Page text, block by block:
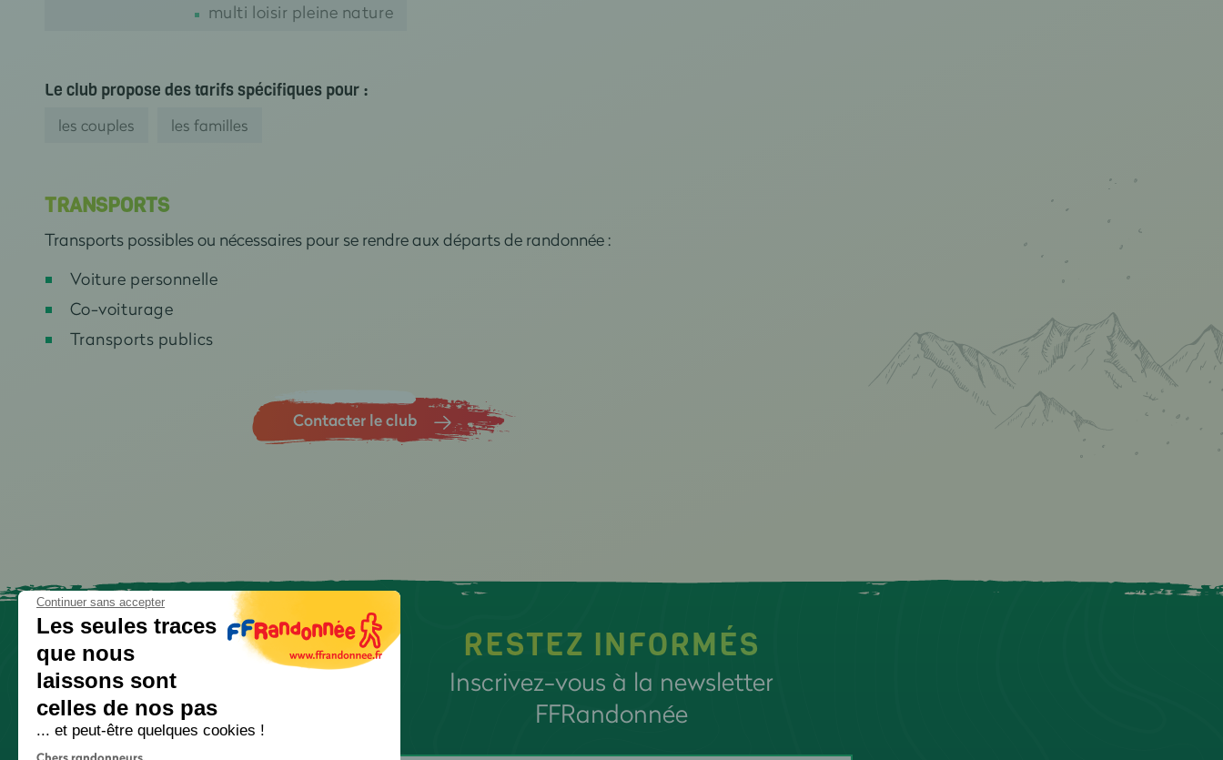
multi loisir pleine nature
Le club propose des tarifs spécifiques pour :
les couples les familles
TRANSPORTS
Transports possibles ou nécessaires pour se rendre aux départs de randonnée :
Voiture personnelle
Co-voiturage
Transports publics
Contacter le club
RESTEZ INFORMÉS
Inscrivez-vous à la newsletter
FFRandonnée
Continuer sans accepter
Les seules traces
que nous
laissons sont
celles de nos pas
... et peut-être quelques cookies !